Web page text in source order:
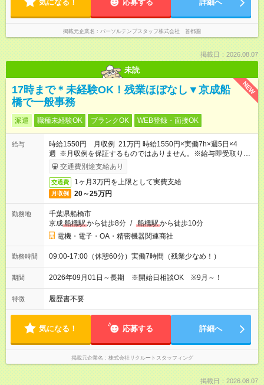
気になる！ 応募する 詳細へ
掲載元企業名 パーソルテンプスタッフ株式会社 首都圏
掲載日：2026.08.07
未読
NEW
17時まで＊未経験OK！残業ほぼなし▼京成船
橋で一般事務
派遣 職種未経験OK ブランクOK WEB登録・面接OK
給与
時給1550円 月収例 21万円 時給1550円×実働7h×週5日×4
週 ※月収例を保証するものではありません。※給与即受取りサ
ービス利用可（利用条件有）
交通費別途支給あり
交通費 1ヶ月3万円を上限として実費支給
月収例 20～25万円
勤務地
千葉県船橋市
京成船橋駅から徒歩8分 / 船橋駅から徒歩10分
電機・電子・OA・精密機器関連商社
勤務時間 09:00-17:00（休憩60分）実働7時間（残業少なめ！）
期間 2026年09月01日～長期 ※開始日相談OK ※9月～！
特徴 履歴書不要
気になる！ 応募する 詳細へ
掲載元企業名 株式会社リクルートスタッフィング
掲載日：2026.08.07